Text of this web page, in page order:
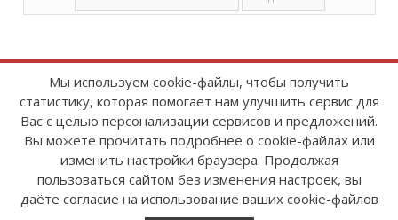
Copyright © 2008-2026FinanceTimes
Зарегистрировано в Роскомнадзоре
Свидетельство о регистрации СМИ:
серия Эл № ФС77-86300 от 10 ноября 2023 г
Мы используем cookie-файлы, чтобы получить
статистику, которая помогает нам улучшить сервис для
Вас с целью персонализации сервисов и предложений.
Вы можете прочитать подробнее о cookie-файлах или
изменить настройки браузера. Продолжая
пользоваться сайтом без изменения настроек, вы
даёте согласие на использование ваших cookie-файлов